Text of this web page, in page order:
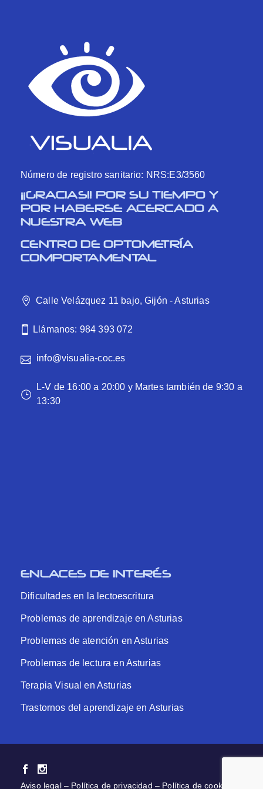
Número de registro sanitario: NRS:E3/3560
¡¡GRACIAS!! POR SU TIEMPO Y
POR HABERSE ACERCADO A
NUESTRA WEB
CENTRO DE OPTOMETRÍA
COMPORTAMENTAL
Calle Velázquez 11 bajo, Gijón - Asturias
Llámanos: 984 393 072
info@visualia-coc.es
L-V de 16:00 a 20:00 y Martes también de 9:30 a
13:30
ENLACES DE INTERÉS
Dificultades en la lectoescritura
Problemas de aprendizaje en Asturias
Problemas de atención en Asturias
Problemas de lectura en Asturias
Terapia Visual en Asturias
Trastornos del aprendizaje en Asturias
Aviso legal– Política de privacidad – Política de cookies